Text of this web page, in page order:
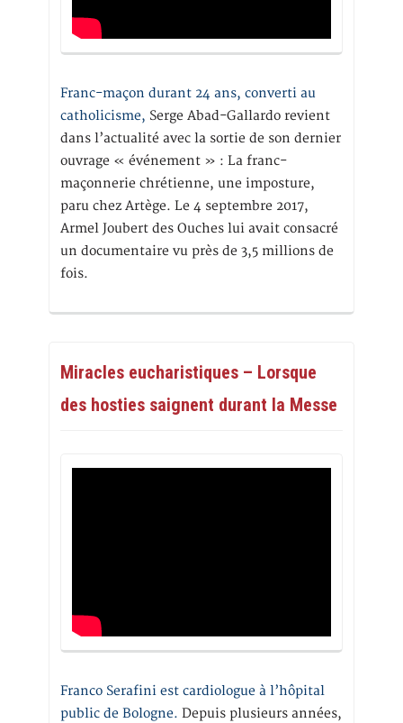
Franc-maçon durant 24 ans, converti au
catholicisme, Serge Abad-Gallardo revient
dans l’actualité avec la sortie de son dernier
ouvrage « événement » : La franc-
maçonnerie chrétienne, une imposture,
paru chez Artège. Le 4 septembre 2017,
Armel Joubert des Ouches lui avait consacré
un documentaire vu près de 3,5 millions de
fois.
Miracles eucharistiques – Lorsque
des hosties saignent durant la Messe
Franco Serafini est cardiologue à l’hôpital
public de Bologne. Depuis plusieurs années,